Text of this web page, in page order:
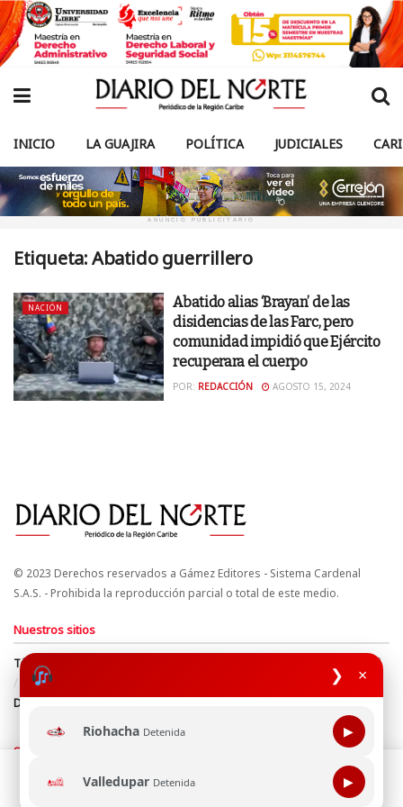
❯ ×
Riohacha Detenida ▶
Valledupar Detenida ▶
INICIO LA GUAJIRA POLÍTICA JUDICIALES
ANUNCIO PUBLICITARIO
Etiqueta:Abatido guerrillero
NACIÓN
Abatido alias ‘Brayan’ de las
disidencias de las Farc, pero
comunidad impidió que Ejército
recuperara el cuerpo
POR: REDACCIÓN AGOSTO 15, 2024
© 2023 Derechos reservados a Gámez Editores - Sistema Cardenal
S.A.S. - Prohibida la reproducción parcial o total de este medio.
Nuestros sitios
Términos y Condiciones
Derechos de Autor y Propiedad Intelectual
Política de uso de cookies
Política de Tratamiento de Datos
Directrices Editoriales
Síguenos
Esta página web usa cookie para mejorar tu experiencia de
navegación, al continuar aceptas nuestra política de uso de